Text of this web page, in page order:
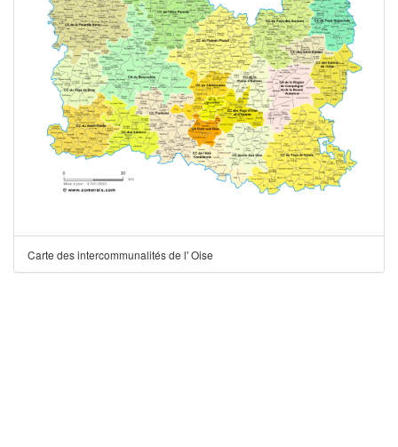
Carte des intercommunalités de l' Oise